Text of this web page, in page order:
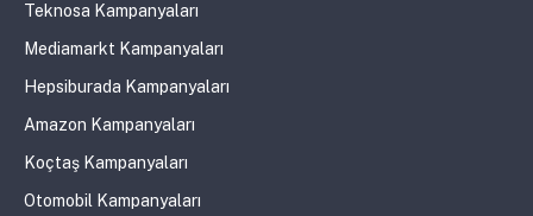
Teknosa Kampanyaları
Mediamarkt Kampanyaları
Hepsiburada Kampanyaları
Amazon Kampanyaları
Koçtaş Kampanyaları
Otomobil Kampanyaları